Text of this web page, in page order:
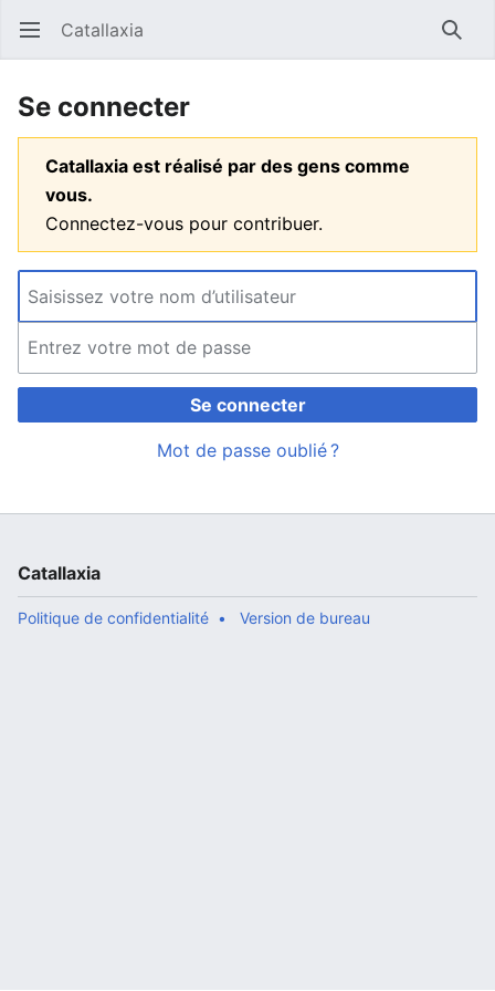
Ouvrir le menu principal Catallaxia
Se connecter
Catallaxia est réalisé par des gens comme
vous.
Connectez-vous pour contribuer.
Se connecter
Mot de passe oublié ?
Catallaxia
Politique de confidentialité Version de bureau